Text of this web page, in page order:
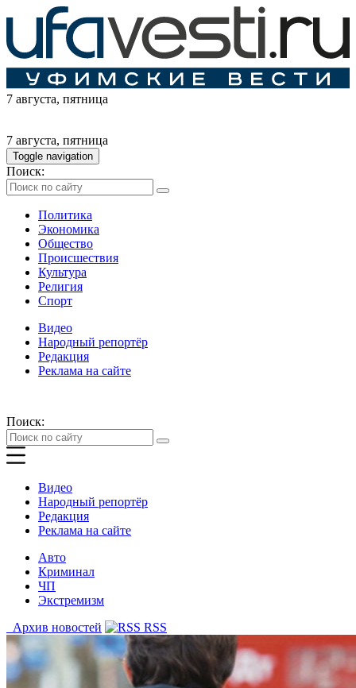
7 августа, пятница
7 августа, пятница
Toggle navigation
Поиск:
Политика
Экономика
Общество
Происшествия
Культура
Религия
Спорт
Видео
Народный репортёр
Редакция
Реклама на сайте
Поиск:
Видео
Народный репортёр
Редакция
Реклама на сайте
Авто
Криминал
ЧП
Экстремизм
Архив новостей
RSS